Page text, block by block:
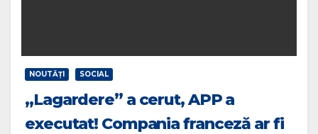
NOUTĂŢI SOCIAL
„Lagardere” a cerut, APP a
executat! Compania franceză ar fi